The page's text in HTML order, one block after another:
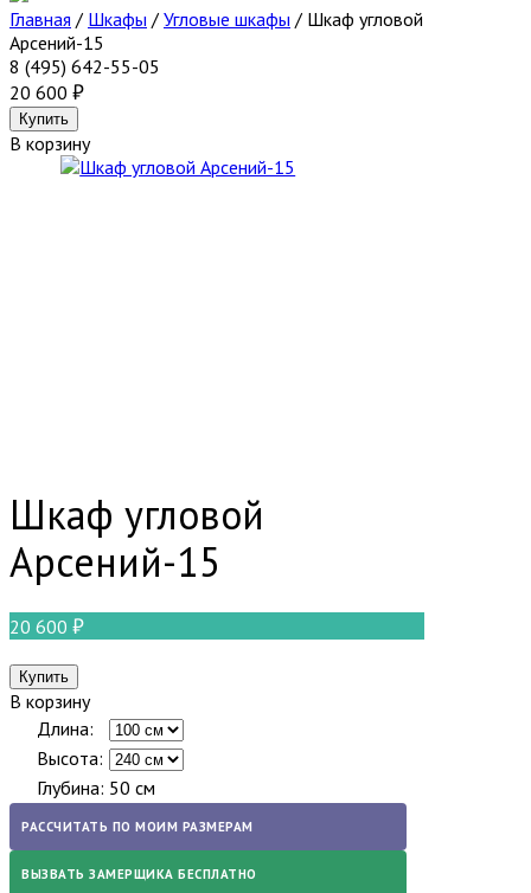
Главная / Шкафы / Угловые шкафы / Шкаф угловой
Арсений-15
8 (495) 642-55-05
20 600
В корзину
Шкаф угловой
Арсений-15
20 600
В корзину
Длина:
Высота:
Глубина: 50 см
РАССЧИТАТЬ ПО МОИМ РАЗМЕРАМ
ВЫЗВАТЬ ЗАМЕРЩИКА БЕСПЛАТНО